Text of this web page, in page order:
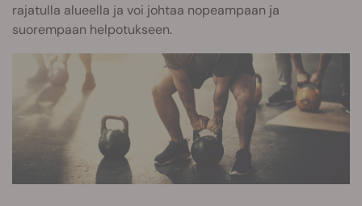
rajatulla alueella ja voi johtaa nopeampaan ja
suorempaan helpotukseen.